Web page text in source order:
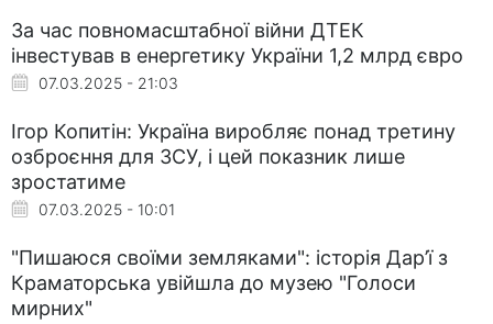
За час повномасштабної війни ДТЕК
інвестував в енергетику України 1,2 млрд євро
07.03.2025 - 21:03
Ігор Копитін: Україна виробляє понад третину
озброєння для ЗСУ, і цей показник лише
зростатиме
07.03.2025 - 10:01
"Пишаюся своїми земляками": історія Дар’ї з
Краматорська увійшла до музею "Голоси
мирних"